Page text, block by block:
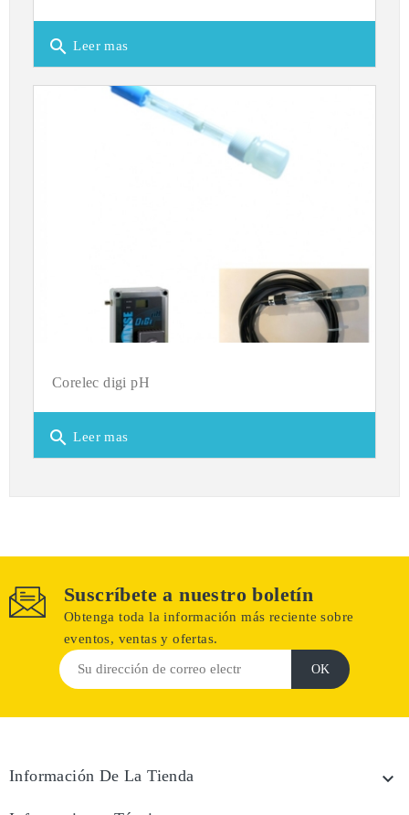
search Leer mas
Corelec digi pH
search Leer mas
Suscríbete a nuestro boletín
Obtenga toda la información más reciente sobre
eventos, ventas y ofertas.
Información De La Tienda 